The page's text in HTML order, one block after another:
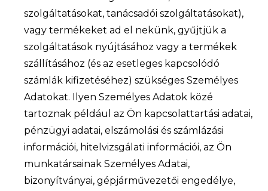
szolgáltatásokat, tanácsadói szolgáltatásokat),
vagy termékeket ad el nekünk, gyűjtjük a
szolgáltatások nyújtásához vagy a termékek
szállításához (és az esetleges kapcsolódó
számlák kifizetéséhez) szükséges Személyes
Adatokat. Ilyen Személyes Adatok közé
tartoznak például az Ön kapcsolattartási adatai,
pénzügyi adatai, elszámolási és számlázási
információi, hitelvizsgálati információi, az Ön
munkatársainak Személyes Adatai,
bizonyítványai, gépjárművezetői engedélye,